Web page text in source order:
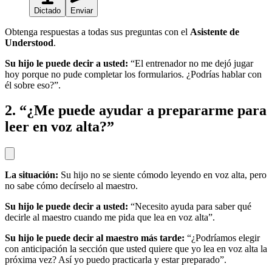
Dictado Enviar
Obtenga respuestas a todas sus preguntas con el Asistente de
Understood.
Su hijo le puede decir a usted: “El entrenador no me dejó jugar
hoy porque no pude completar los formularios. ¿Podrías hablar con
él sobre eso?”.
2. “¿Me puede ayudar a prepararme para
leer en voz alta?”
La situación: Su hijo no se siente cómodo leyendo en voz alta, pero
no sabe cómo decírselo al maestro.
Su hijo le puede decir a usted: “Necesito ayuda para saber qué
decirle al maestro cuando me pida que lea en voz alta”.
Su hijo le puede decir al maestro más tarde: “¿Podríamos elegir
con anticipación la sección que usted quiere que yo lea en voz alta la
próxima vez? Así yo puedo practicarla y estar preparado”.